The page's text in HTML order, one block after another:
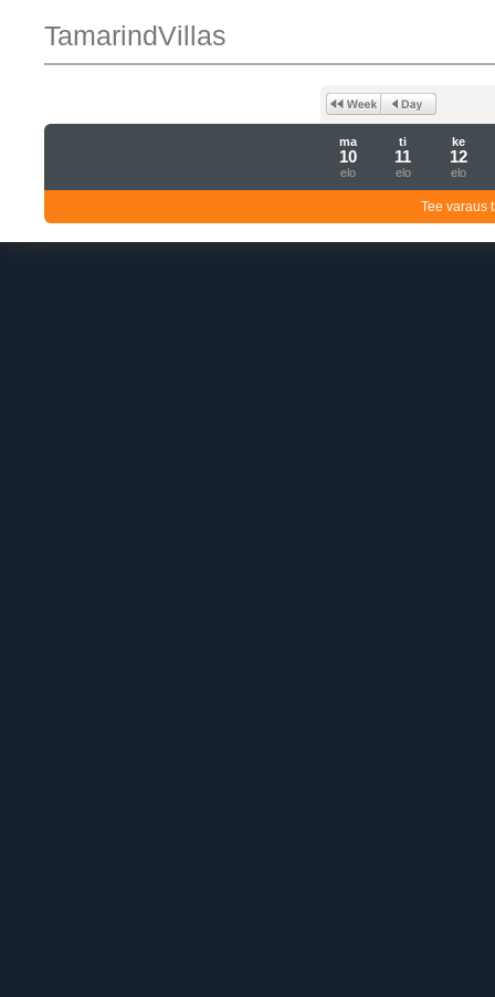
TamarindVillas
ma
10
elo
ti
11
elo
ke
12
elo
Tee varaus